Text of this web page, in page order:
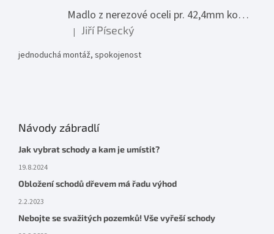
Madlo z nerezové oceli pr. 42,4mm komplet - model 0116 - 3000mm
Hodnocení produktu je 5 z 5 hvězdiček.
| Jiří Písecký
jednoduchá montáž, spokojenost
Návody zábradlí
Jak vybrat schody a kam je umístit?
19.8.2024
Obložení schodů dřevem má řadu výhod
2.2.2023
Nebojte se svažitých pozemků! Vše vyřeší schody